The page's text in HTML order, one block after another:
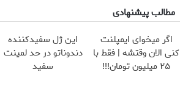
مطالب پیشنهادی
اگر میخوای ایمپلنت
کنی الان وقتشه | فقط با
۲۵ میلیون تومان!!!
این ژل سفیدکننده
دندوناتو در حد لمینت
سفید